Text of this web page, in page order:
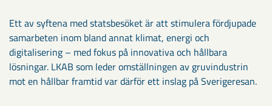
Ett av syftena med statsbesöket är att stimulera fördjupade
samarbeten inom bland annat klimat, energi och
digitalisering – med fokus på innovativa och hållbara
lösningar. LKAB som leder omställningen av gruvindustrin
mot en hållbar framtid var därför ett inslag på Sverigeresan.